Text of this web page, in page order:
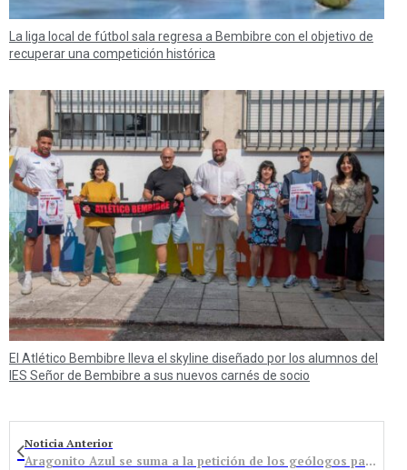
La liga local de fútbol sala regresa a Bembibre con el objetivo de
recuperar una competición histórica
El Atlético Bembibre lleva el skyline diseñado por los alumnos del
IES Señor de Bembibre a sus nuevos carnés de socio
Noticia Anterior
Aragonito Azul se suma a la petición de los geólogos para que el Ministro Wert modifique el proyecto de la LOMCE, y pide apoyo a la ciudadanía